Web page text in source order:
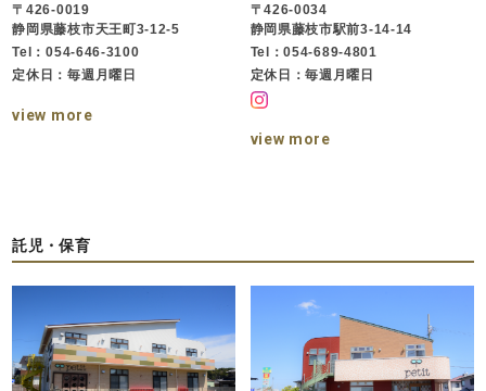
〒426-0019
静岡県藤枝市天王町3-12-5
Tel：054-646-3100
定休日：毎週月曜日
view more
〒426-0034
静岡県藤枝市駅前3-14-14
Tel：054-689-4801
定休日：毎週月曜日
view more
託児・保育